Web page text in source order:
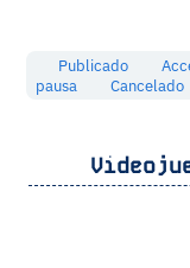
Publicado
pausa
Cancelado